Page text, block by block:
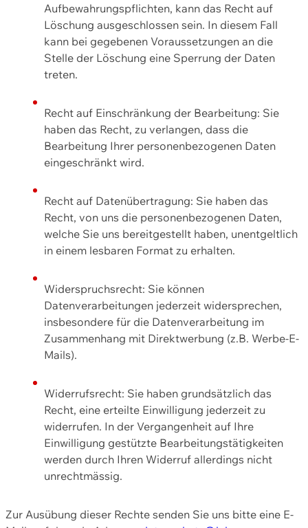
Aufbewahrungspflichten, kann das Recht auf
Löschung ausgeschlossen sein. In diesem Fall
kann bei gegebenen Voraussetzungen an die
Stelle der Löschung eine Sperrung der Daten
treten.
Recht auf Einschränkung der Bearbeitung: Sie
haben das Recht, zu verlangen, dass die
Bearbeitung Ihrer personenbezogenen Daten
eingeschränkt wird.
Recht auf Datenübertragung: Sie haben das
Recht, von uns die personenbezogenen Daten,
welche Sie uns bereitgestellt haben, unentgeltlich
in einem lesbaren Format zu erhalten.
Widerspruchsrecht: Sie können
Datenverarbeitungen jederzeit widersprechen,
insbesondere für die Datenverarbeitung im
Zusammenhang mit Direktwerbung (z.B. Werbe-E-
Mails).
Widerrufsrecht: Sie haben grundsätzlich das
Recht, eine erteilte Einwilligung jederzeit zu
widerrufen. In der Vergangenheit auf Ihre
Einwilligung gestützte Bearbeitungstätigkeiten
werden durch Ihren Widerruf allerdings nicht
unrechtmässig.
Zur Ausübung dieser Rechte senden Sie uns bitte eine E-